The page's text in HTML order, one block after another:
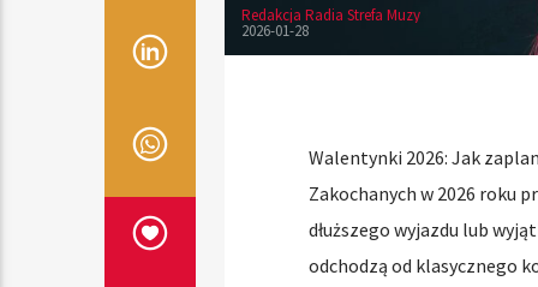
Redakcja Radia Strefa Muzy
2026-01-28
Walentynki 2026: Jak
Zakochanych w 2026 roku
dłuższego wyjazdu lub
odchodzą od klasycznego